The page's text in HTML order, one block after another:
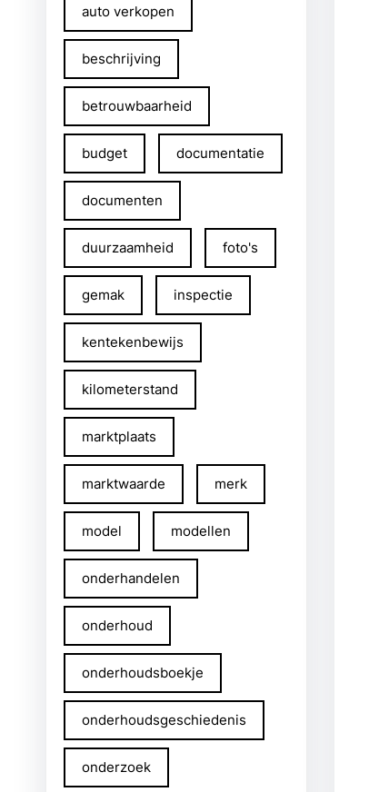
auto verkopen
beschrijving
betrouwbaarheid
budget documentatie
documenten
duurzaamheid foto's
gemak inspectie
kentekenbewijs
kilometerstand
marktplaats
marktwaarde merk
model modellen
onderhandelen
onderhoud
onderhoudsboekje
onderhoudsgeschiedenis
onderzoek